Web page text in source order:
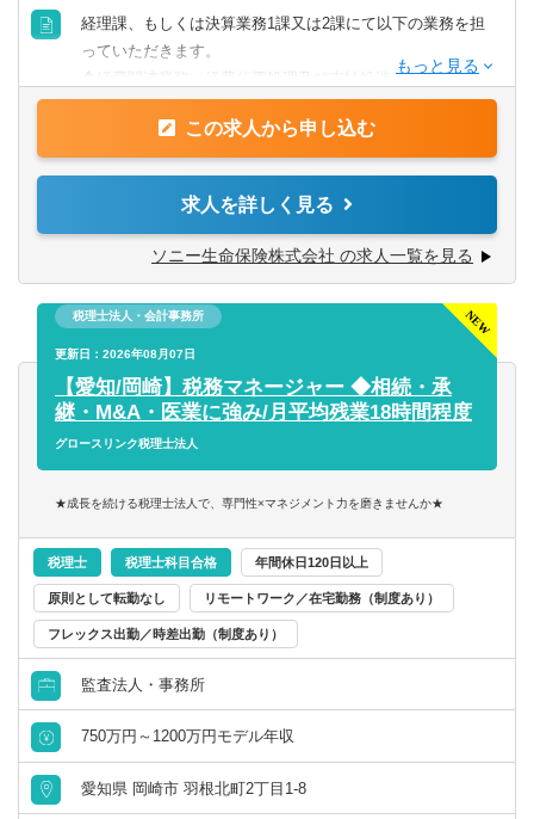
◆監査法人・税理士法人での業務経験
【以下の経験あれば、なお可】
◆公認会計士、税理士資格あればなお可
◆金融機関での就業経験不問
◆組織のマネジメント経験あればなお可
◆有価証券報告書作成経験あればなお可
◆税務（法人税等）申告書作成経験あればなお可
◆財務報告に係る内部統制評価制度に対する実務経験あれ
◆IFRS導入に関する業務経験あればなお可
◆経理システムの導入や子会社の設立・買収等のプロジェ
クトにおける経理部門主担当経験あればなお可
経理課、もしくは決算業務1課又は2課にて以下の業務を担
っていただきます。
◆経費関連業務（経費伝票処理及び支払処理）
◆日本会計基準及びIFRS会計基準に基づく決算業務
◆税務申告業務
◆資産の自己査定 など
※将来的に会社の定める業務（出向含む）へ変更されるこ
この求人から申し込む
求人を詳しく見る
ソニー生命保険株式会社 の求人一覧を見る
税理士法人・会計事務所
更新日：2026年08月07日
【愛知/岡崎】税務マネージャー ◆相続・承
継・M&A・医業に強み/月平均残業18時間程度
グロースリンク税理士法人
★成長を続ける税理士法人で、専門性×マネジメント力を磨きませんか★
税理士 税理士科目合格 年間休日120日以上
原則として転勤なし リモートワーク／在宅勤務（制度あり）
フレックス出勤／時差出勤（制度あり）
監査法人・事務所
750万円～1200万円モデル年収
愛知県 岡崎市 羽根北町2丁目1-8